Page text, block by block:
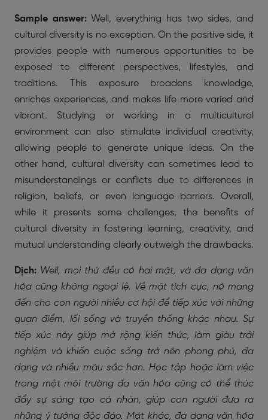
Sample answer: Well, everything has two sides, and
cultural diversity is no exception. On the positive side, it
provides people with numerous opportunities to be
exposed to different perspectives, lifestyles, and
traditions. This exposure broadens knowledge,
enriches experiences, and makes life more varied and
vibrant. Studying or working in a multicultural
environment can also stimulate individual creativity,
allowing people to generate unique ideas. On the
other hand, cultural diversity can sometimes lead to
misunderstandings or conflicts due to differences in
religion, beliefs, or even language barriers. Overall,
while it presents some challenges, the benefits of
cultural diversity in fostering learning, creativity, and
mutual understanding clearly outweigh the drawbacks.
Dịch: Well, mọi thứ đều có hai mặt, và đa dạng văn
hóa cũng không ngoại lệ. Về mặt tích cực, nó mang
đến cho con người nhiều cơ hội để tiếp xúc với những
quan điểm, lối sống và truyền thống khác nhau. Sự
tiếp xúc này giúp mở rộng kiến thức, làm giàu trải
nghiệm và khiến cuộc sống trở nên phong phú, đa
dạng và nhiều màu sắc hơn. Học tập hoặc làm việc
trong một môi trường đa văn hóa cũng có thể thúc
đẩy sự sáng tạo cá nhân, giúp con người đưa ra
những ý tưởng độc đáo. Mặt khác, đa dạng văn hóa